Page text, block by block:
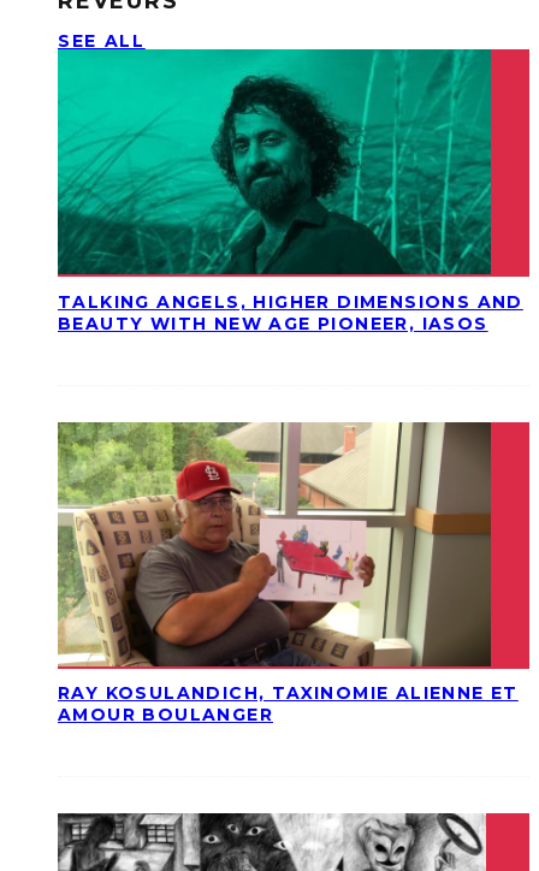
SEE ALL
TALKING ANGELS, HIGHER DIMENSIONS AND
BEAUTY WITH NEW AGE PIONEER, IASOS
RAY KOSULANDICH, TAXINOMIE ALIENNE ET
AMOUR BOULANGER